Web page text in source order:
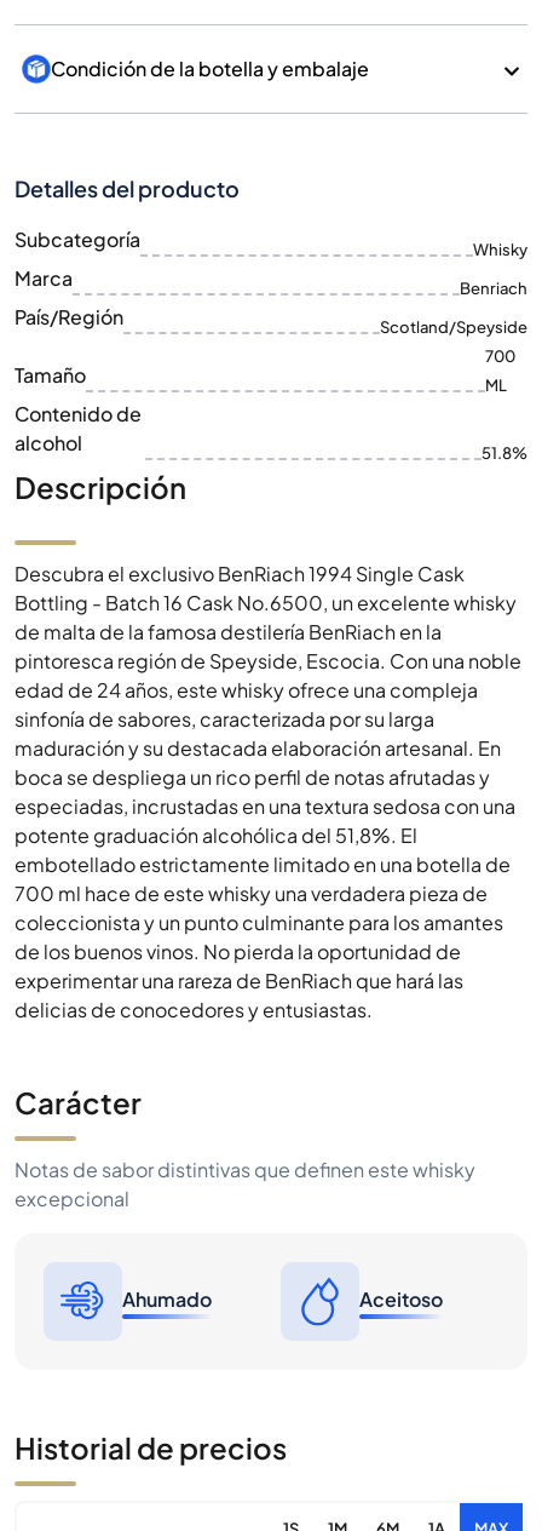
Condición de la botella y embalaje
Detalles del producto
Subcategoría Whisky
Marca Benriach
País/Región Scotland/Speyside
Tamaño
700
ML
Contenido de
alcohol
51.8%
Descripción
Descubra el exclusivo BenRiach 1994 Single Cask
Bottling - Batch 16 Cask No.6500, un excelente whisky
de malta de la famosa destilería BenRiach en la
pintoresca región de Speyside, Escocia. Con una noble
edad de 24 años, este whisky ofrece una compleja
sinfonía de sabores, caracterizada por su larga
maduración y su destacada elaboración artesanal. En
boca se despliega un rico perfil de notas afrutadas y
especiadas, incrustadas en una textura sedosa con una
potente graduación alcohólica del 51,8%. El
embotellado estrictamente limitado en una botella de
700 ml hace de este whisky una verdadera pieza de
coleccionista y un punto culminante para los amantes
de los buenos vinos. No pierda la oportunidad de
experimentar una rareza de BenRiach que hará las
delicias de conocedores y entusiastas.
Carácter
Notas de sabor distintivas que definen este whisky
excepcional
Ahumado Aceitoso
Historial de precios